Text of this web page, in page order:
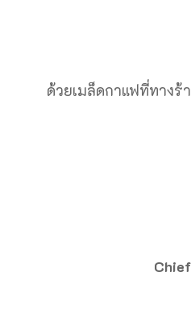
ด้วยเมล็ดกาแฟที่ทางร้